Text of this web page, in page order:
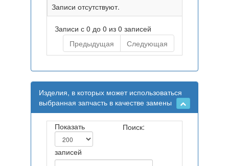
Записи отсутствуют.
Записи с 0 до 0 из 0 записей
Предыдущая
Следующая
Изделия, в которых может использоваться
выбранная запчасть в качестве замены
Показать
записей
Поиск: